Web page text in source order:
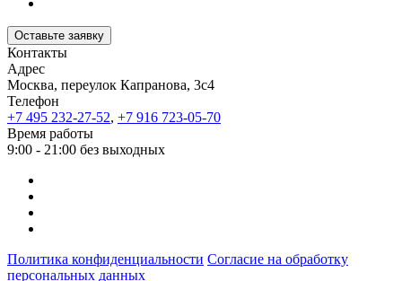
Оставьте заявку
Контакты
Адрес
Москва, переулок Капранова, 3с4
Телефон
+7 495 232-27-52, +7 916 723-05-70
Время работы
9:00 - 21:00 без выходных
Политика конфиденциальности Согласие на обработку
персональных данных